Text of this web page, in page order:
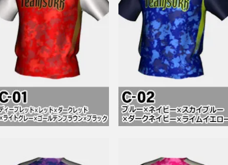
ェアブランドSORKでは、ショールームを設けており
たり商談・打合せはもちろんの事、サンプルの確
イト
ド生地
ト(スムースサイド)